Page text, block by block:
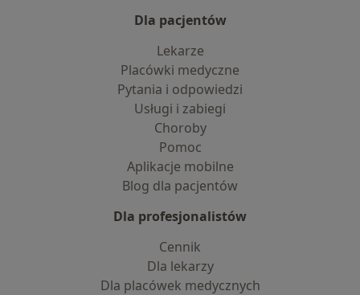
Dla pacjentów
Lekarze
Placówki medyczne
Pytania i odpowiedzi
Usługi i zabiegi
Choroby
Pomoc
Aplikacje mobilne
Blog dla pacjentów
Dla profesjonalistów
Cennik
Dla lekarzy
Dla placówek medycznych